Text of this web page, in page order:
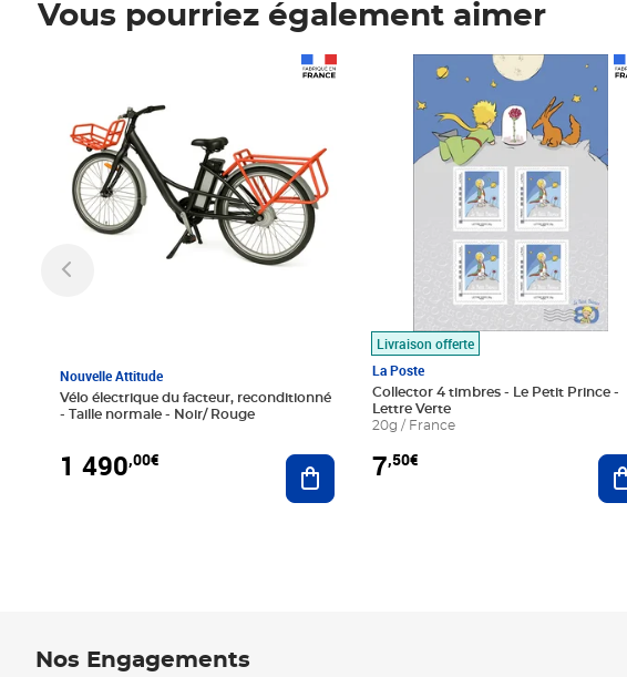
Vous pourriez également aimer
Nouvelle Attitude
Vélo électrique du facteur, reconditionné
- Taille normale - Noir/ Rouge
1 490,00€ Ajouter au panier
Livraison offerte
La Poste
Collector 4 timbres - Le Petit Prince -
Lettre Verte
20g / France
7,50€
Prix 7,50€
Nos Engagements